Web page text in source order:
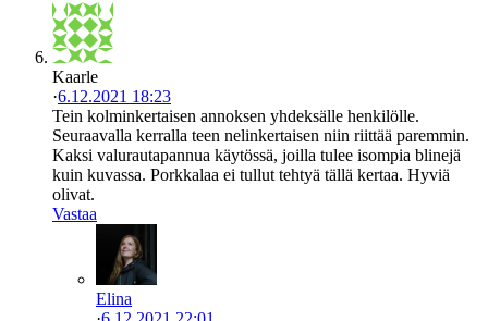
Kaarle
·6.12.2021 18:23
Tein kolminkertaisen annoksen yhdeksälle henkilölle.
Seuraavalla kerralla teen nelinkertaisen niin riittää paremmin.
Kaksi valurautapannua käytössä, joilla tulee isompia blinejä
kuin kuvassa. Porkkalaa ei tullut tehtyä tällä kertaa. Hyviä
olivat.
Vastaa
Elina